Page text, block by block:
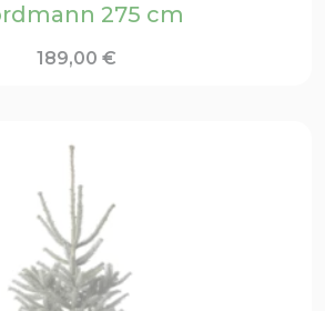
275 cm
189,00 €